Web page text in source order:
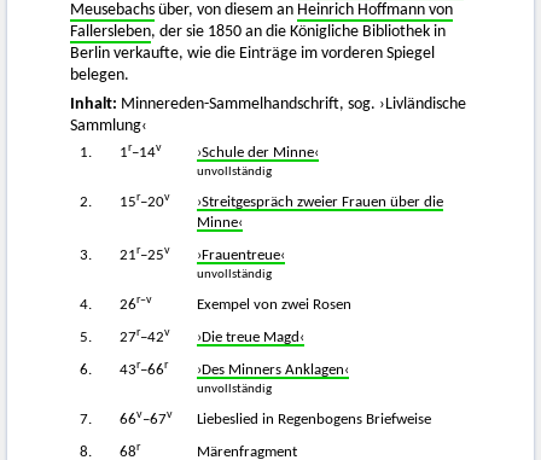
Meusebachs über, von diesem an Heinrich Hoffmann von
Fallersleben, der sie 1850 an die Königliche Bibliothek in
Berlin verkaufte, wie die Einträge im vorderen Spiegel
belegen.
Inhalt: Minnereden-Sammelhandschrift, sog. ›Livländische
Sammlung‹
1. 1r–14v ›Schule der Minne‹
unvollständig
2. 15r–20v
›Streitgespräch zweier Frauen über die
Minne‹
3. 21r–25v ›Frauentreue‹
unvollständig
4. 26r–v Exempel von zwei Rosen
5. 27r–42v ›Die treue Magd‹
6. 43r–66r ›Des Minners Anklagen‹
unvollständig
7. 66v–67v Liebeslied in Regenbogens Briefweise
8. 68r Märenfragment